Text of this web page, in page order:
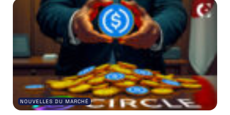
NOUVELLES DU MARCHÉ